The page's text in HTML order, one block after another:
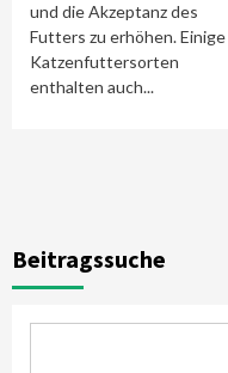
und die Akzeptanz des
Futters zu erhöhen. Einige
Katzenfuttersorten
enthalten auch...
Beitragssuche